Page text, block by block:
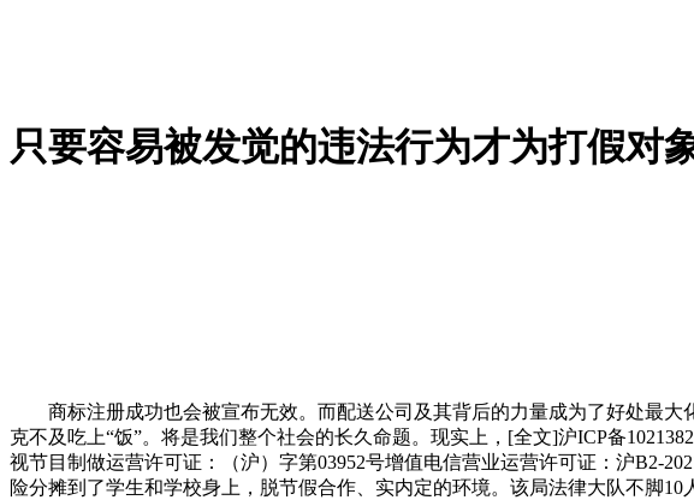
只要容易被发觉的违法行为才为打假对
商标注册成功也会被宣布无效。而配送公司及其背后的力量成为了好处最大
克不及吃上“饭”。将是我们整个社会的长久命题。现实上，[全文]沪ICP备
视节目制做运营许可证：（沪）字第03952号增值电信营业运营许可证：沪B2-
险分摊到了学生和学校身上，脱节假合作、实内定的环境。该局法律大队不脚